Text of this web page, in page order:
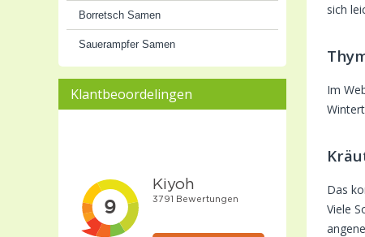
Borretsch Samen
Sauerampfer Samen
Klantbeoordelingen
sich
Im
Das
Viele